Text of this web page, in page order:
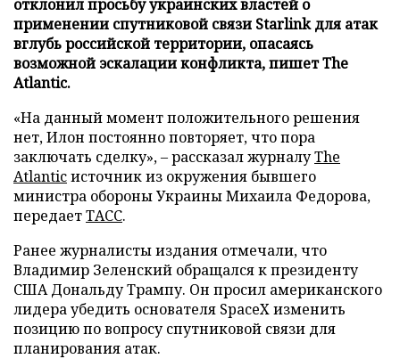
отклонил просьбу украинских властей о
применении спутниковой связи Starlink для атак
вглубь российской территории, опасаясь
возможной эскалации конфликта, пишет The
Atlantic.
«На данный момент положительного решения
нет, Илон постоянно повторяет, что пора
заключать сделку», – рассказал журналуThe
Atlanticисточник из окружения бывшего
министра обороны Украины Михаила Федорова,
передаетТАСС.
Ранее журналисты издания отмечали, что
Владимир Зеленский обращался к президенту
США Дональду Трампу. Он просил американского
лидера убедить основателя SpaceX изменить
позицию по вопросу спутниковой связи для
планирования атак.